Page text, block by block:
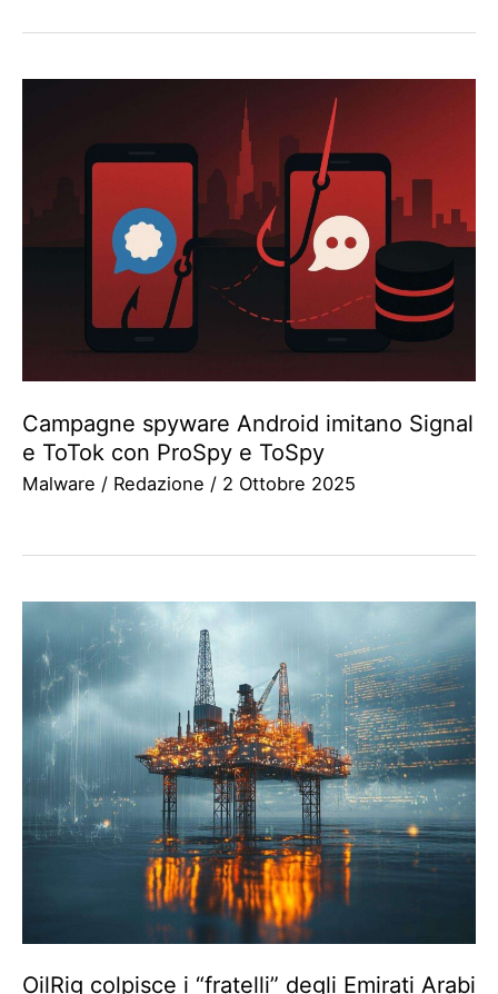
Campagne spyware Android imitano Signal
e ToTok con ProSpy e ToSpy
Malware / Redazione / 2 Ottobre 2025
OilRig colpisce i “fratelli” degli Emirati Arabi